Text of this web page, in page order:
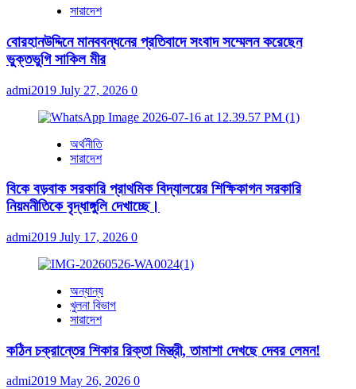
সারাদেশ
বোরহানউদ্দিনে মানববন্ধনের প্রতিবাদে সংবাদ সম্মেলন করেছেন
ভুক্তভুগি সাকিল মীর
admi2019 July 27, 2026 0
অর্থনীতি
সারাদেশ
বিকে বড়বাক সরকারি প্রাথমিক বিদ্যালয়ের শিক্ষিকাগন সরকারি
নিয়মনীতিকে বৃদ্ধাঙ্গুলি দেখাচ্ছে।
admi2019 July 17, 2026 0
অন্যান্য
খুলনা বিভাগ
সারাদেশ
কঠিন চক্রান্তের শিকার রিক্তা মিস্ত্রী, তামাশা দেখছে দেবর লেমন!
admi2019 May 26, 2026 0